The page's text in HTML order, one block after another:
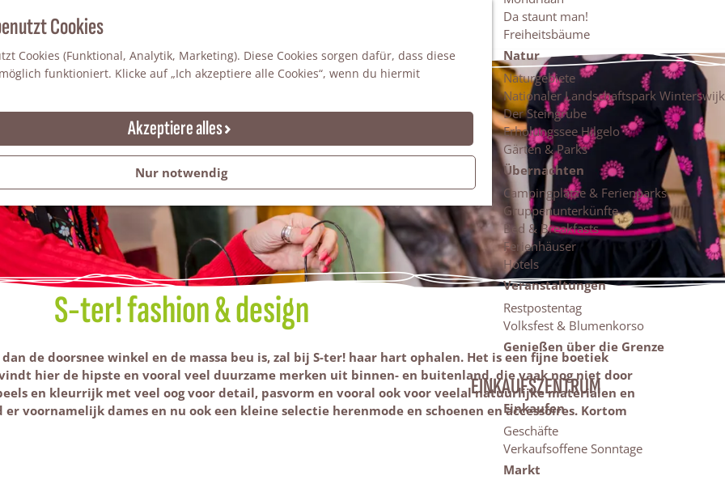
Cookies
Cookies (Funktional, Analytik, Marketing). Diese Cookies sorgen dafür, dass diese
funktioniert. Klicke auf „Ich akzeptiere alle Cookies“, wenn du hiermit
Akzeptiere alles
Nur notwendig
c
n
e
Da staunt man!
Freiheitsbäume
Natur
Naturgebiete
Nationaler Landschaftspark Winterswijk
Der Steingrube
Erholungssee Hilgelo
Gärten & Parks
Übernachten
Campingplätze & Ferienparks
Gruppenunterkünfte
Bed & Breakfasts
Ferienhäuser
Hotels
Veranstaltungen
Restpostentag
Volksfest & Blumenkorso
Genießen über die Grenze
EINKAUFSZENTRUM
Einkaufen
Geschäfte
Verkaufsoffene Sonntage
Markt
S-ter! fashion & design
de doorsnee winkel en de massa beu is, zal bij S-ter! haar hart ophalen. Het is een fijne boetiek
hier de hipste en vooral veel duurzame merken uit binnen- en buitenland, die vaak nog niet door
en kleurrijk met veel oog voor detail, pasvorm en vooral ook voor veelal natuurlijke materialen en
voornamelijk dames en nu ook een kleine selectie herenmode en schoenen en accessoires. Kortom